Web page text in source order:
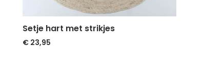
Setje hart met strikjes
€ 23,95